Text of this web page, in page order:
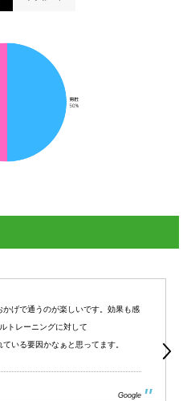
げで通うのが楽しいです。効果も感
トレーニングに対して
いる要因かなぁと思ってます。
Google